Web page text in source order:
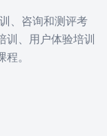
、咨询和测评考
训、用户体验培训
。